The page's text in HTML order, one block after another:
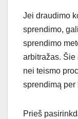
Jei draudimo
sprendimo,
sprendimo
arbitražas.
nei teismo
sprendimą per
Prieš